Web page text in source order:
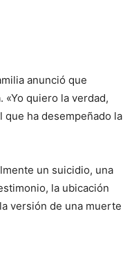
anunció que
quiero la verdad,
ha desempeñado la
un suicidio, una
la ubicación
versión de una muerte